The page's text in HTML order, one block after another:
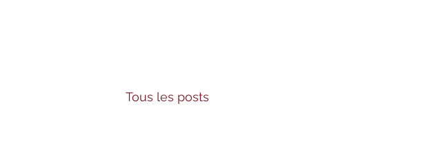
Tous les posts